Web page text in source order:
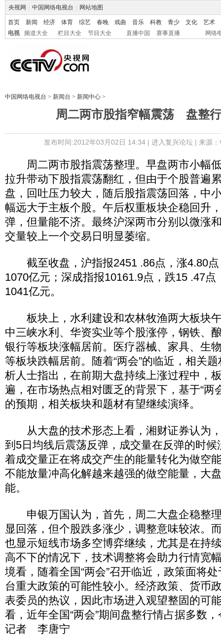
央视网 中国网络电视台 网站地图
首页 新闻 经济 体育 综艺 春晚 戏曲 音乐 科教 青少 文化
艺术
电视
频道大全 栏目大全 节目大全 直播中国 赛事直播 网络
中国网络电视台 > 新闻台 > 新闻中心 >
周二两市股指窄幅震荡 盘整
发布时间:2012年03月02日 14:34 | 进入复兴论坛| 来源
周二两市股指震荡整理。早盘两市小幅
拉升带动下股指震荡翻红，但由于个股普遍
盘，回吐压力较大，随后股指震荡回落，中
幅远大于主板个股。午后权重板块企稳回升
弹，但量能不济。最终沪深两市分别以微涨
交量较上一个交易日明显萎缩。
截至收盘，沪指报2451 .86点，涨4.80点
1070亿元；深成指报10161.9点，跌15 .47
1041亿元。
板块上，水利建设和农林牧渔两大板块
中三峡水利、华资实业等个股涨停，钢铁、
银行等板块涨幅居前。医疗器械、家具、生
等板块跌幅居前。随着“两会”的临近，相关
析人士指出，在前期大盘持续上涨过程中，
遍，在市场热点相对匮乏的背景下，基于“两
的预期，相关板块和题材有望继续演绎。
从大盘的技术形态上看，湘财证券认为
到5日均线后震荡反弹，成交量在反弹的时
着成交量正在将成交产生的能量转化为做空
不能放量冲高化解越来越强的做空能量，大
能。
申银万国认为，首先，周二大盘企稳整
显回落，但个股跌多涨少，调整意味较浓。
也显示短线市场多空博弈继续，尤其是在持
高不下的情况下，技术调整将会助力行情宽
境看，随着全国“两会”召开临近，政策面将
台重大政策的可能性较小。经济政策、货币
表委员的热议，因此市场进入观望整固的可
看，近年全国“两会”期间盘整行情占据多数
记者 李唐宁